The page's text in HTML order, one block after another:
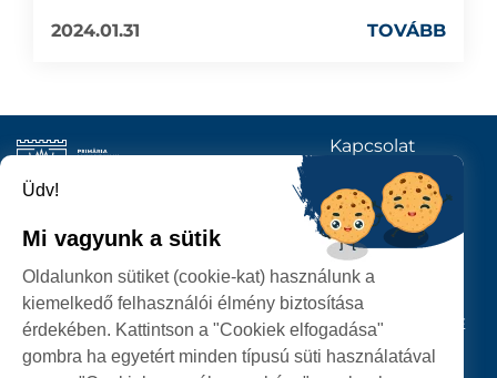
2024.01.31
TOVÁBB
SZEMÉLYES ADATOK VÉDELME
SZATMÁRNÉMETI
POLGÁRMESTERI HIVATAL
P-ȚA 25 OCTOMBRIE, NR. 1 CORP M, 440026 SATU MARE
Kapcsolat
KÖVESSENEK
Üdv!
Mi vagyunk a sütik
Oldalunkon sütiket (cookie-kat) használunk a
kiemelkedő felhasználói élmény biztosítása
érdekében. Kattintson a "Cookiek elfogadása"
gombra ha egyetért minden típusú süti használatával